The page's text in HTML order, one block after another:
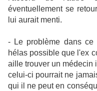
éventuellement se
lui aurait menti.
- Le problème dans ce
hélas possible que l'ex
aille trouver un médecin
celui-ci pourrait ne
qui il ne peut en